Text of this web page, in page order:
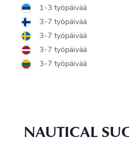
1-3 työpäivää
3-7 työpäivää
3-7 työpäivää
3-7 työpäivää
3-7 työpäivää
NAUTICAL